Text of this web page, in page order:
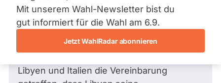
Sachsen-Anhalt
Schleswig-Holstein
Thüringen
Archiv
Über uns
Mit unserem Wahl-Newsletter bist du
gut informiert für die Wahl am 6.9.
Jetzt WahlRadar abonnieren
aktive
im Zuge der anstehenden Europawahl
interessiert mich Ihre Meinung zu
folgendem Thema:
Libyen und Italien die Vereinbarung